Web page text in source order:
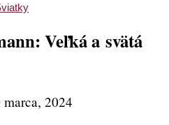
Veľká a svätá
marca, 2024